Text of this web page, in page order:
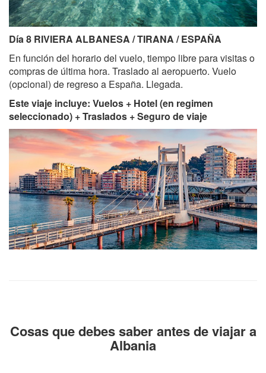
Día 8 RIVIERA ALBANESA / TIRANA / ESPAÑA
En función del horario del vuelo, tiempo libre para visitas o
compras de última hora. Traslado al aeropuerto. Vuelo
(opcional) de regreso a España. Llegada.
Este viaje incluye: Vuelos + Hotel (en regimen
seleccionado) + Traslados + Seguro de viaje
Cosas que debes saber antes de viajar a
Albania